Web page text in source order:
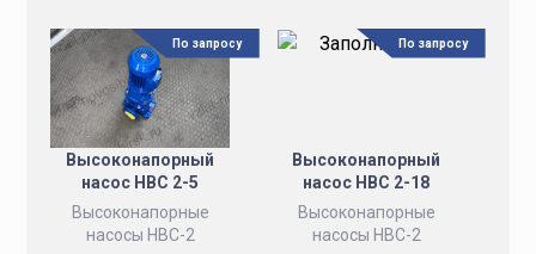
Высоконапорный
насос НВС 2-5
Высоконапорные
насосы НВС-2
По запросу
Высоконапорный
насос НВС 2-18
Высоконапорные
насосы НВС-2
По запросу